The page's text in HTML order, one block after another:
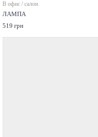
В офис / салон
ЛАМПА
519 грн